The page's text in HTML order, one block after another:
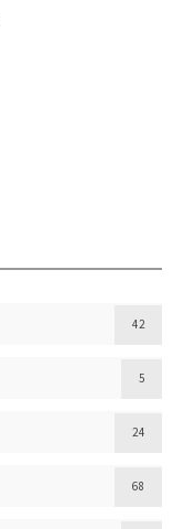
42
5
24
68